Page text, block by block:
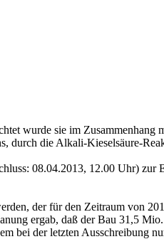
wurde sie im Zusammenhang
durch die Alkali-Kieselsäure-
08.04.2013, 12.00 Uhr) zur
der für den Zeitraum von
ergab, daß der Bau 31,5
bei der letzten Ausschreibung